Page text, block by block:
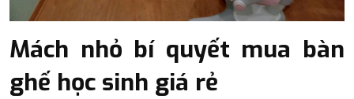
Mách nhỏ bí quyết mua bàn
ghế học sinh giá rẻ